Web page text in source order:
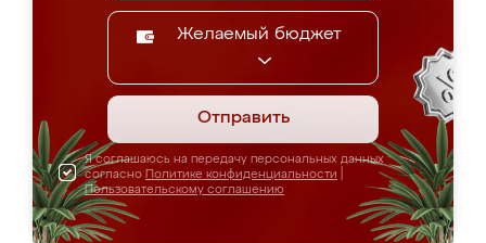
Желаемый бюджет
Отправить
Я соглашаюсь на передачу персональных данных
согласно Политике конфиденциальности
Пользовательскому соглашению